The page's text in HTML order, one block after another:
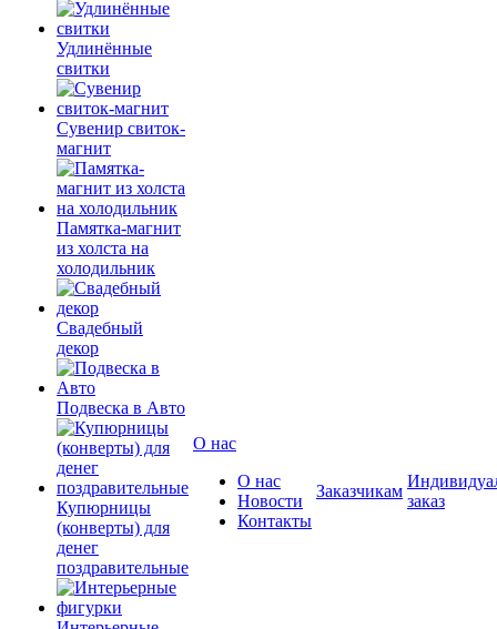
Удлинённые
свитки
Сувенир свиток-
магнит
Памятка-магнит
из холста на
холодильник
Свадебный
декор
Подвеска в Авто
Купюрницы
(конверты) для
денег
поздравительные
О нас
О нас
Новости
Контакты
Заказчикам
заказ